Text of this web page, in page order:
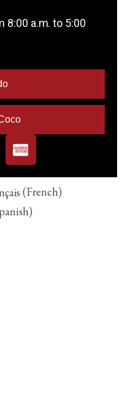
8:00 a.m. to 5:00
(French)
)